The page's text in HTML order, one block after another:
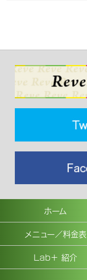
ホーム
メニュー／料金表
Lab＋ 紹介